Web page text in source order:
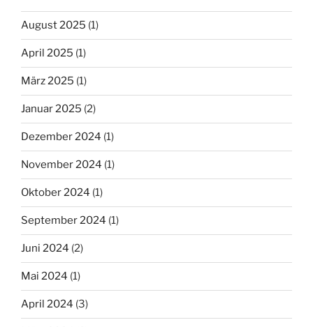
August 2025 (1)
April 2025 (1)
März 2025 (1)
Januar 2025 (2)
Dezember 2024 (1)
November 2024 (1)
Oktober 2024 (1)
September 2024 (1)
Juni 2024 (2)
Mai 2024 (1)
April 2024 (3)